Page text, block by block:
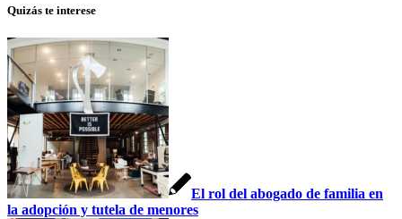
Quizás te interese
El rol del abogado de familia en
la adopción y tutela de menores